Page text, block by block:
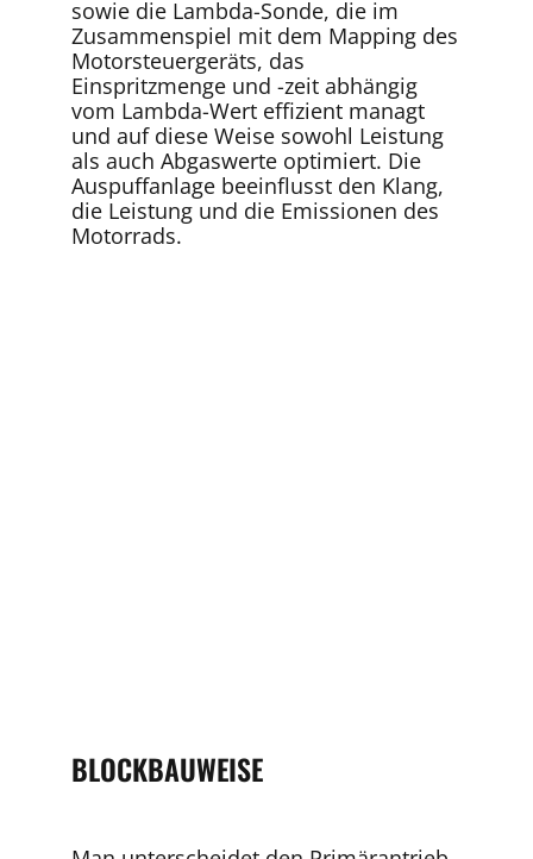
sowie die Lambda-Sonde, die im
Zusammenspiel mit dem Mapping des
Motorsteuergeräts, das
Einspritzmenge und -zeit abhängig
vom Lambda-Wert effizient managt
und auf diese Weise sowohl Leistung
als auch Abgaswerte optimiert. Die
Auspuffanlage beeinflusst den Klang,
die Leistung und die Emissionen des
Motorrads.
BLOCKBAUWEISE